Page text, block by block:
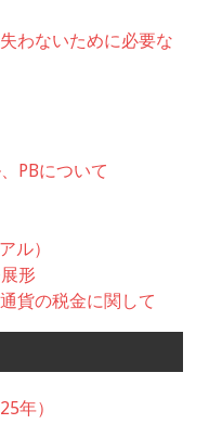
わないために必要な
PBについて
ル）
形
貨の税金に関して
年）